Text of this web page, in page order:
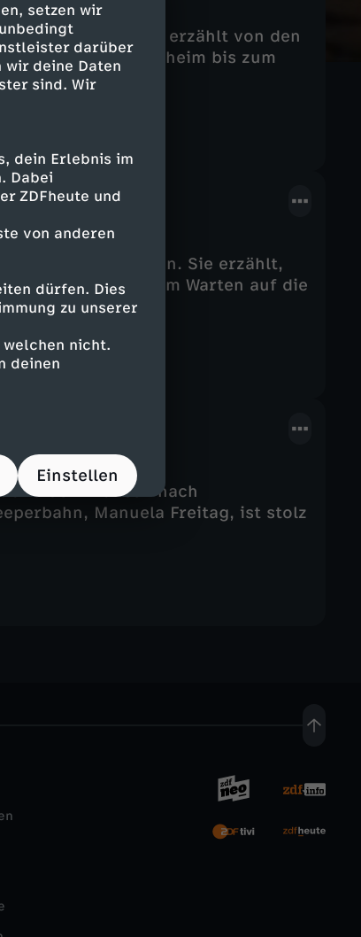
setzen wir
darüber
deine Daten
sind. Wir
dein Erlebnis im
Dabei
ZDFheute und
von anderen
dürfen. Dies
zu unserer
nicht.
deinen
Einstellen
Prostituierte. Sie erzählt von den
im Kinderheim bis zum
auf der Reeperbahn. Sie erzählt,
Feiern und dem Warten auf die
und dem Wunsch nach
Manuela Freitag, ist stolz